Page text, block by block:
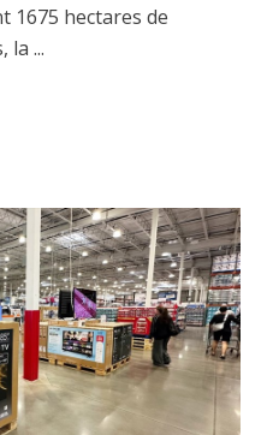
1675 hectares de
la ...